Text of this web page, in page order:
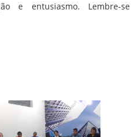
e entusiasmo. Lembre-